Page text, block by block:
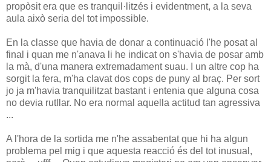
propòsit era que es tranquil·litzés i evidentment, a la seva
aula això seria del tot impossible.
En la classe que havia de donar a continuació l'he posat al
final i quan me n'anava li he indicat on s'havia de posar amb
la mà, d'una manera extremadament suau. I un altre cop ha
sorgit la fera, m'ha clavat dos cops de puny al braç. Per sort
jo ja m'havia tranquilitzat bastant i entenia que alguna cosa
no devia rutllar. No era normal aquella actitud tan agressiva
...
A l'hora de la sortida me n'he assabentat que hi ha algun
problema pel mig i que aquesta reacció és del tot inusual,